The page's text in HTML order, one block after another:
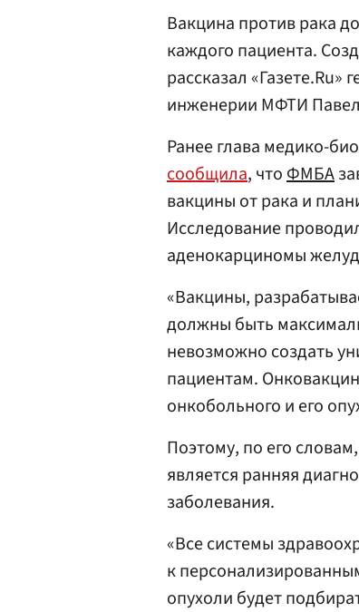
Вакцина против рака
каждого пациента.
рассказал
инженерии МФТИ Павел
Ранее глава медико-
сообщила, чтоФМБА
вакцины от рака и
Исследование
аденокарциномы
«Вакцины,
должны быть
невозможно создать
пациентам.
онкобольного и его
Поэтому, по его
является ранняя
заболевания.
«Все системы
к
опухоли будет